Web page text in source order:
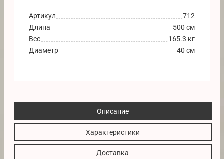
Артикул
712
Длина
500 см
Вес
165.3 кг
Диаметр
40 см
Описание
Характеристики
Доставка